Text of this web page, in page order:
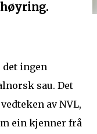
ingen
sau. Det
av NVL,
ein kjenner frå